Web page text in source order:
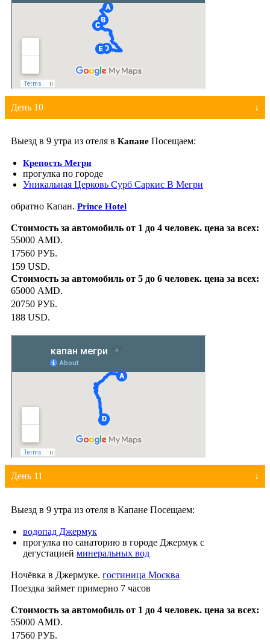
День 10
Выезд в 9 утра из отеля в Капане Посещаем:
Крепость Мегри
прогулка по городе
Уникальная Церковь Сурб Саркис В Мегри
обратно Капан. Prince Hotel
55000 AMD.
17560 РУБ.
159 USD.
65000 AMD.
20750 РУБ.
188 USD.
День 11
Выезд в 9 утра из отеля в Капане Посещаем:
водопад Джермук
прогулка по санаторию в городе Джермук с
дегустацией минеральных вод
Ночёвка в Джермуке. гостиница Москва
Поездка займет примерно 7 часов
55000 AMD.
17560 РУБ.